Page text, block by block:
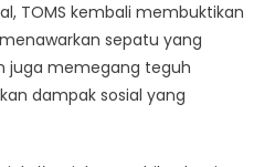
Sosial
Menyatu
dalam
Setiap
TOMS kembali membuktikan
sepatu yang
juga memegang teguh
dampak sosial yang